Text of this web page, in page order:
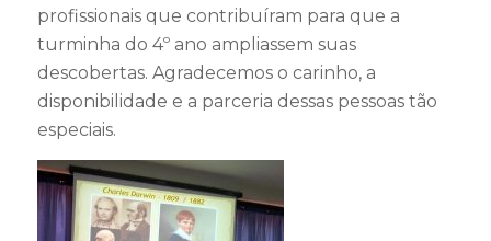
profissionais que contribuíram para que a
turminha do 4º ano ampliassem suas
descobertas. Agradecemos o carinho, a
disponibilidade e a parceria dessas pessoas tão
especiais.